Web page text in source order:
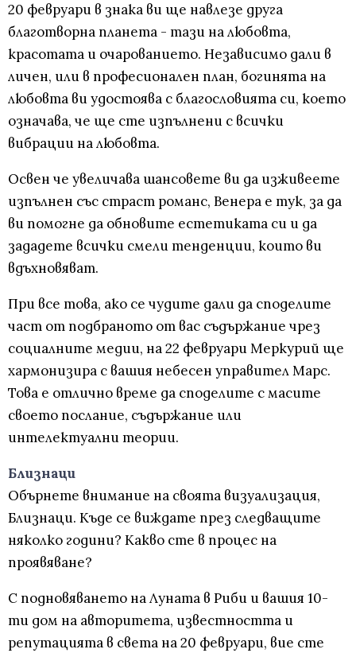
20 февруари в знака ви ще навлезе друга
благотворна планета - тази на любовта,
красотата и очарованието. Независимо дали в
личен, или в професионален план, богинята на
любовта ви удостоява с благословията си, което
означава, че ще сте изпълнени с всички
вибрации на любовта.
Освен че увеличава шансовете ви да изживеете
изпълнен със страст романс, Венера е тук, за да
ви помогне да обновите естетиката си и да
зададете всички смели тенденции, които ви
вдъхновяват.
При все това, ако се чудите дали да споделите
част от подбраното от вас съдържание чрез
социалните медии, на 22 февруари Меркурий ще
хармонизира с вашия небесен управител Марс.
Това е отлично време да споделите с масите
своето послание, съдържание или
интелектуални теории.
Близнаци
Обърнете внимание на своята визуализация,
Близнаци. Къде се виждате през следващите
няколко години? Какво сте в процес на
проявяване?
С подновяването на Луната в Риби и вашия 10-
ти дом на авторитета, известността и
репутацията в света на 20 февруари, вие сте